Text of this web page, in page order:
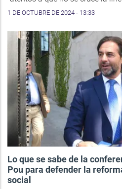
1 DE OCTUBRE DE 2024 - 13:33
Lo que se sabe de la
Pou para defender la
social